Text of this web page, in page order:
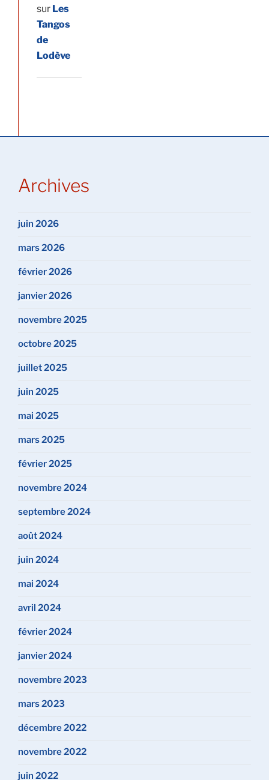
sur Les
Tangos
de
Lodève
Archives
juin 2026
mars 2026
février 2026
janvier 2026
novembre 2025
octobre 2025
juillet 2025
juin 2025
mai 2025
mars 2025
février 2025
novembre 2024
septembre 2024
août 2024
juin 2024
mai 2024
avril 2024
février 2024
janvier 2024
novembre 2023
mars 2023
décembre 2022
novembre 2022
juin 2022